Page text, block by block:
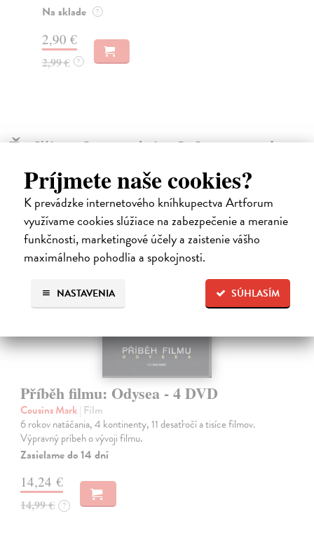
Príjmete naše cookies?
K prevádzke internetového kníhkupectva Artforum
využívame cookies slúžiace na zabezpečenie a meranie
funkčnosti, marketingové účely a zaistenie vášho
maximálneho pohodlia a spokojnosti.
SÚHLASÍM
NASTAVENIA
Na sklade ?
2,90 €
2,99 € ?
Ďalšie z kategórie dokumentárne
filmy
Příběh filmu: Odysea - 4 DVD
Cousins Mark| Film
6 rokov natáčania, 4 kontinenty, 11 desaťročí a tisíce filmov.
Výpravný príbeh o vývoji filmu.
Zasielame do 14 dní
14,24 €
14,99 € ?